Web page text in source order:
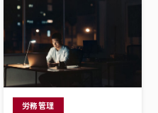
労務管理